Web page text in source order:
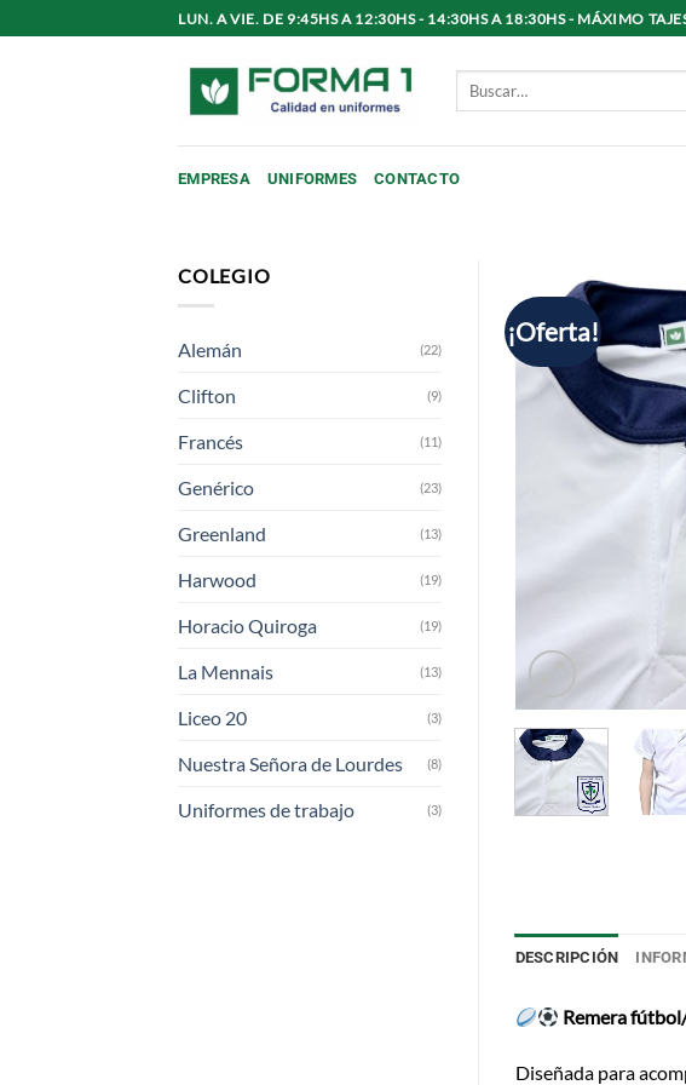
al
LUN. A VIE. DE 9:45HS A 12:30HS - 14:30HS A 18:30HS - MÁXIMO
Buscar
EMPRESA UNIFORMES CONTACTO
COLEGIO
Alemán (22)
Clifton (9)
Francés (11)
Genérico (23)
Greenland (13)
Harwood (19)
Horacio Quiroga (19)
La Mennais (13)
Liceo 20 (3)
Nuestra Señora de Lourdes (8)
Uniformes de trabajo (3)
¡Oferta!
DESCRIPCIÓN
Remera
Diseñada para